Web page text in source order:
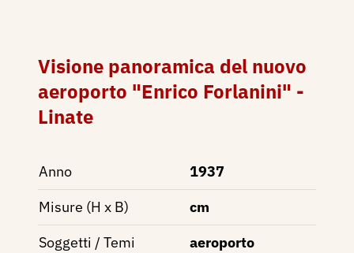
Visione panoramica del nuovo
aeroporto "Enrico Forlanini" -
Linate
Anno
1937
Misure (H x B)
cm
Soggetti / Temi
aeroporto